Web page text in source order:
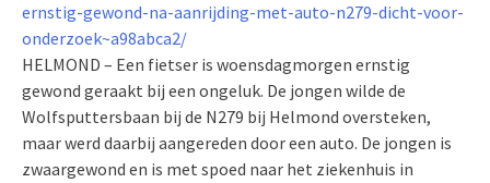
ernstig-gewond-na-aanrijding-met-auto-n279-dicht-voor-
onderzoek~a98abca2/
HELMOND – Een fietser is woensdagmorgen ernstig
gewond geraakt bij een ongeluk. De jongen wilde de
Wolfsputtersbaan bij de N279 bij Helmond oversteken,
maar werd daarbij aangereden door een auto. De jongen is
zwaargewond en is met spoed naar het ziekenhuis in